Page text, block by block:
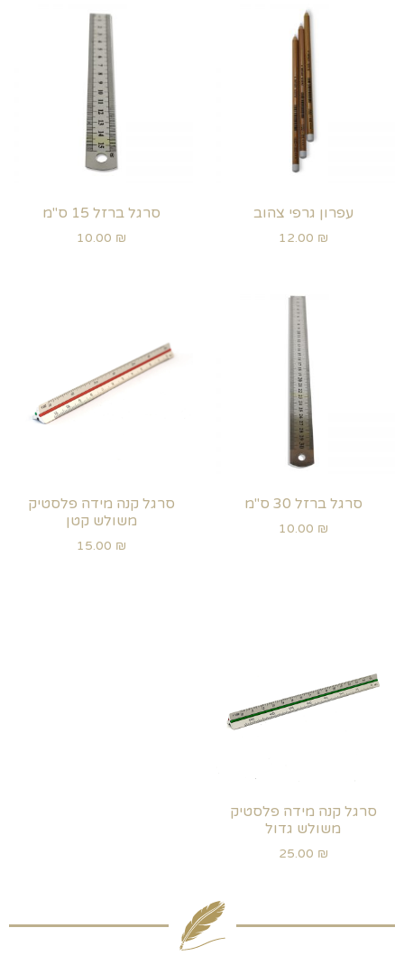
עפרון גרפי צהוב
12.00 ₪
סרגל ברזל 15 ס"מ
10.00 ₪
סרגל ברזל 30 ס"מ
10.00 ₪
סרגל קנה מידה פלסטיק
משולש קטן
15.00 ₪
סרגל קנה מידה פלסטיק
משולש גדול
25.00 ₪